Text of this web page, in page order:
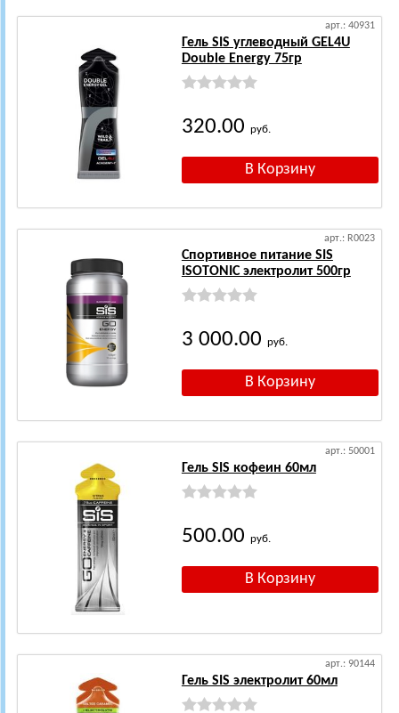
арт.: 40931
Гель SIS углеводный GEL4U
Double Energy 75гр
320.00 руб.
арт.: R0023
Спортивное питание SIS
ISOTONIC электролит 500гр
3 000.00 руб.
арт.: 50001
Гель SIS кофеин 60мл
500.00 руб.
арт.: 90144
Гель SIS электролит 60мл